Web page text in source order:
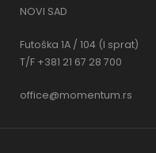
NOVI SAD
Futoška 1A / 104 (I sprat)
T/F +381 21 67 28 700
office@momentum.rs